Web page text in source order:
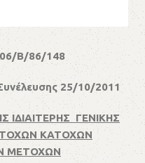
Β/86/148
25/10/2011
ΓΕΝΙΚΗΣ
ΚΑΤΟΧΩΝ
ΜΕΤΟΧΩΝ